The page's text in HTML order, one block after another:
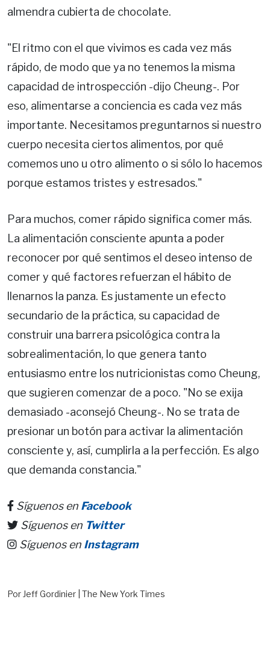
almendra cubierta de chocolate.
"El ritmo con el que vivimos es cada vez más
rápido, de modo que ya no tenemos la misma
capacidad de introspección -dijo Cheung-. Por
eso, alimentarse a conciencia es cada vez más
importante. Necesitamos preguntarnos si nuestro
cuerpo necesita ciertos alimentos, por qué
comemos uno u otro alimento o si sólo lo hacemos
porque estamos tristes y estresados."
Para muchos, comer rápido significa comer más.
La alimentación consciente apunta a poder
reconocer por qué sentimos el deseo intenso de
comer y qué factores refuerzan el hábito de
llenarnos la panza. Es justamente un efecto
secundario de la práctica, su capacidad de
construir una barrera psicológica contra la
sobrealimentación, lo que genera tanto
entusiasmo entre los nutricionistas como Cheung,
que sugieren comenzar de a poco. "No se exija
demasiado -aconsejó Cheung-. No se trata de
presionar un botón para activar la alimentación
consciente y, así, cumplirla a la perfección. Es algo
que demanda constancia."
Síguenos en Facebook
Síguenos en Twitter
Síguenos en Instagram
Por Jeff Gordinier | The New York Times